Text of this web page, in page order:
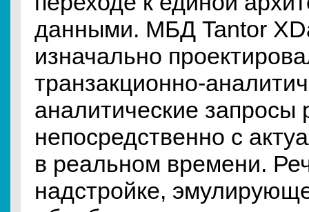
данными. МБД Tantor
изначально
транзакционно-
аналитические запросы
непосредственно с
в реальном времени.
надстройке,